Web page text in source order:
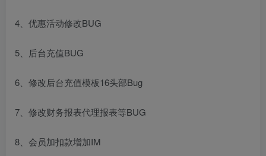
4、优惠活动修改BUG
5、后台充值BUG
6、修改后台充值模板16头部Bug
7、修改财务报表代理报表等BUG
8、会员加扣款增加IM